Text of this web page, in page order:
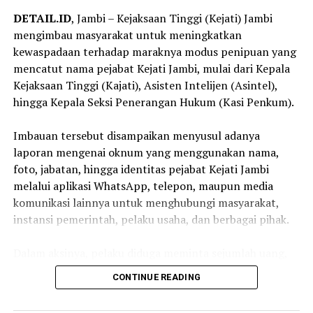
DETAIL.ID, Jambi – Kejaksaan Tinggi (Kejati) Jambi
mengimbau masyarakat untuk meningkatkan
kewaspadaan terhadap maraknya modus penipuan yang
mencatut nama pejabat Kejati Jambi, mulai dari Kepala
Kejaksaan Tinggi (Kajati), Asisten Intelijen (Asintel),
hingga Kepala Seksi Penerangan Hukum (Kasi Penkum).
‎Imbauan tersebut disampaikan menyusul adanya
laporan mengenai oknum yang menggunakan nama,
foto, jabatan, hingga identitas pejabat Kejati Jambi
melalui aplikasi WhatsApp, telepon, maupun media
komunikasi lainnya untuk menghubungi masyarakat,
instansi pemerintah, pelaku usaha, dan berbagai pihak.
bantuan, transfer dana, maupun kepentingan pribadi
lainnya dengan mengatasnamakan pejabat Kejaksaan.
CONTINUE READING